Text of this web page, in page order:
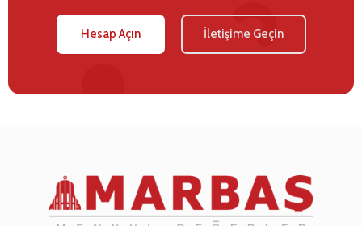
Hesap Açın İletişime Geçin